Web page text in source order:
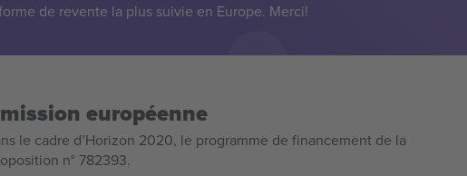
de revente la plus suivie en Europe. Merci!
européenne
le cadre d’Horizon 2020, le programme de financement de la
n° 782393.